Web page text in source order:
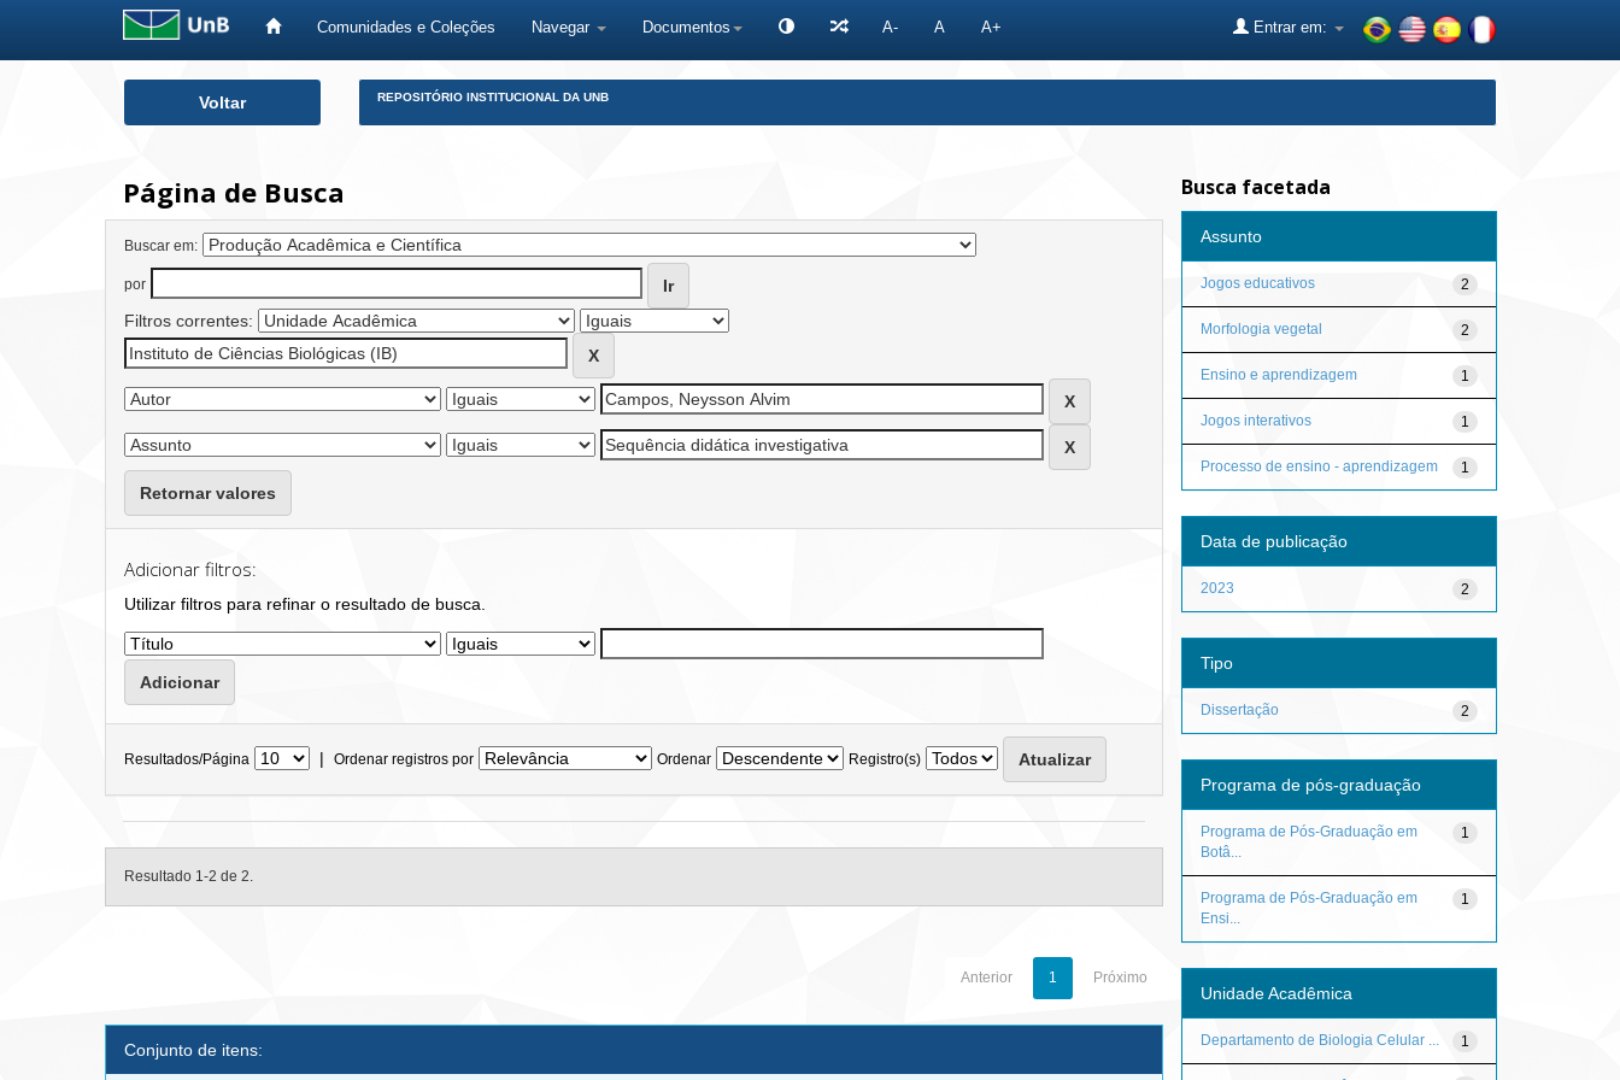
Comunidades e Coleções Navegar Documentos A- A A+ Entrar em:
Voltar REPOSITÓRIO INSTITUCIONAL DA UNB
Página de Busca
Buscar em:
por
Filtros correntes:
Retornar valores
Adicionar filtros:
Utilizar filtros para refinar o resultado de busca.
Resultados/Página | Ordenar registros por Ordenar Registro(s)
Resultado 1-2 de 2.
Anterior 1 Próximo
Conjunto de itens:
Busca facetada
Assunto
2
Jogos educativos
2
Morfologia vegetal
1
Ensino e aprendizagem
1
Jogos interativos
1
Processo de ensino - aprendizagem
Data de publicação
2
2023
Tipo
2
Dissertação
Programa de pós-graduação
1
Programa de Pós-Graduação em
Botâ...
1
Programa de Pós-Graduação em
Ensi...
Unidade Acadêmica
1
Departamento de Biologia Celular ...